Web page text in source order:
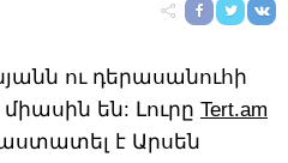
ու դերասանուհի
են: Լուրը Tert.am
է Արսեն